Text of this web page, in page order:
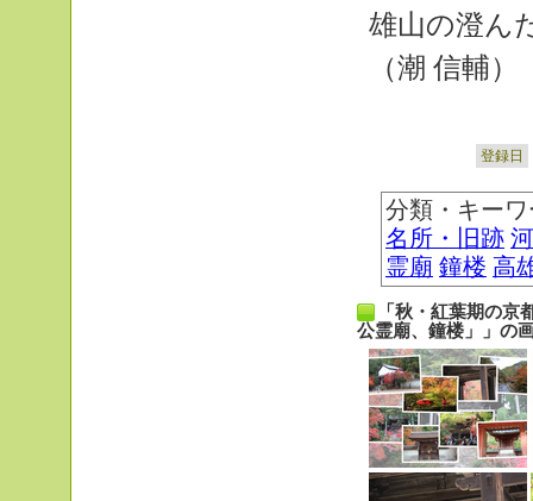
雄山の澄ん
（潮 信輔）
登録日
分類・キー
名所・旧跡
霊廟 鐘楼 高
「秋・紅葉期の
公霊廟、鐘楼」」の